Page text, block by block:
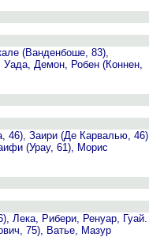
(Ванденбоше, 83),
Демон, Робен (Коннен,
Заири (Де Карвалью, 46).
(Урау, 61), Морис
Лека, Рибери, Ренуар, Гуай.
75), Ватье, Мазур